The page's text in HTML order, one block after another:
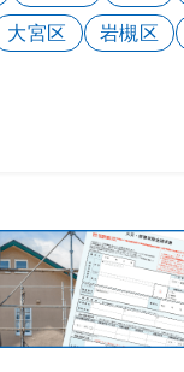
大宮区 岩槻区